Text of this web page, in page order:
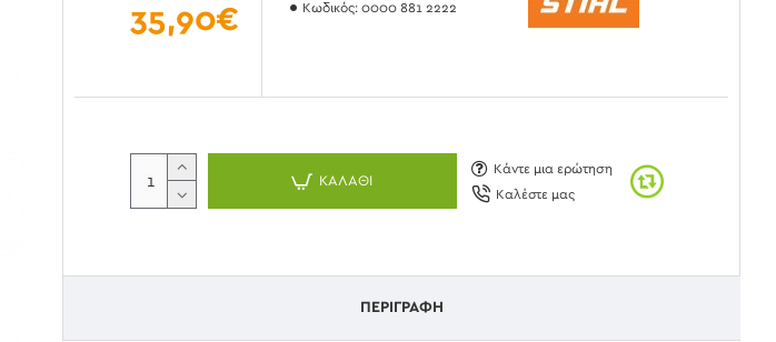
35,90€
Κωδικός: 0000 881 2222
ΚΑΛΆΘΙ
Κάντε μια ερώτηση
Καλέστε μας
ΠΕΡΙΓΡΑΦΉ